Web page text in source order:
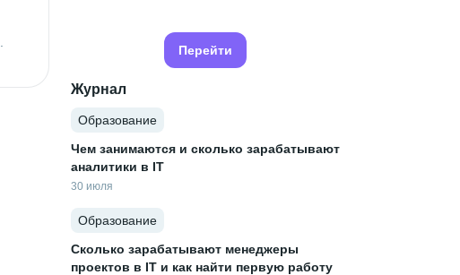
Перейти
Журнал
Образование
Чем занимаются и сколько зарабатывают
аналитики в IT
30 июля
Образование
Сколько зарабатывают менеджеры
проектов в IT и как найти первую работу